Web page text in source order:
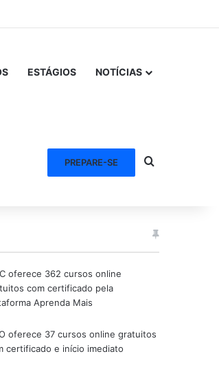
ESTÁGIOS NOTÍCIAS
PREPARE-SE Procurar por
oferece 362 cursos online
com certificado pela
Aprenda Mais
oferece 37 cursos online gratuitos
certificado e início imediato